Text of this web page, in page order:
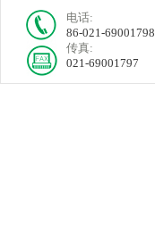
电话:
86-021-69001798
传真:
021-69001797